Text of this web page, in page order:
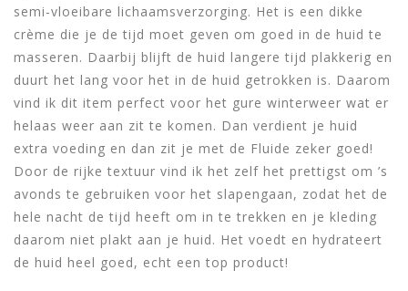
semi-vloeibare lichaamsverzorging. Het is een dikke
crème die je de tijd moet geven om goed in de huid te
masseren. Daarbij blijft de huid langere tijd plakkerig en
duurt het lang voor het in de huid getrokken is. Daarom
vind ik dit item perfect voor het gure winterweer wat er
helaas weer aan zit te komen. Dan verdient je huid
extra voeding en dan zit je met de Fluide zeker goed!
Door de rijke textuur vind ik het zelf het prettigst om ’s
avonds te gebruiken voor het slapengaan, zodat het de
hele nacht de tijd heeft om in te trekken en je kleding
daarom niet plakt aan je huid. Het voedt en hydrateert
de huid heel goed, echt een top product!